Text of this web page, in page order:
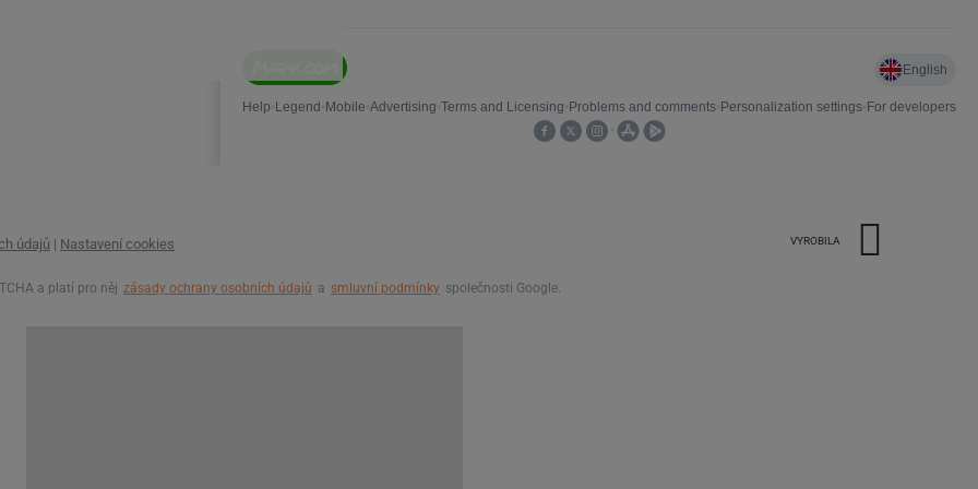
údajů | Nastavení cookies VYROBILA
a platí pro něj zásady ochrany osobních údajů a smluvní podmínky společnosti Google.